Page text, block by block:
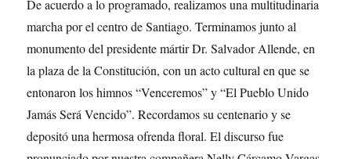
De acuerdo a lo programado, realizamos una multitudinaria
marcha por el centro de Santiago. Terminamos junto al
monumento del presidente mártir Dr. Salvador Allende, en
la plaza de la Constitución, con un acto cultural en que se
entonaron los himnos “Venceremos” y “El Pueblo Unido
Jamás Será Vencido”. Recordamos su centenario y se
depositó una hermosa ofrenda floral. El discurso fue